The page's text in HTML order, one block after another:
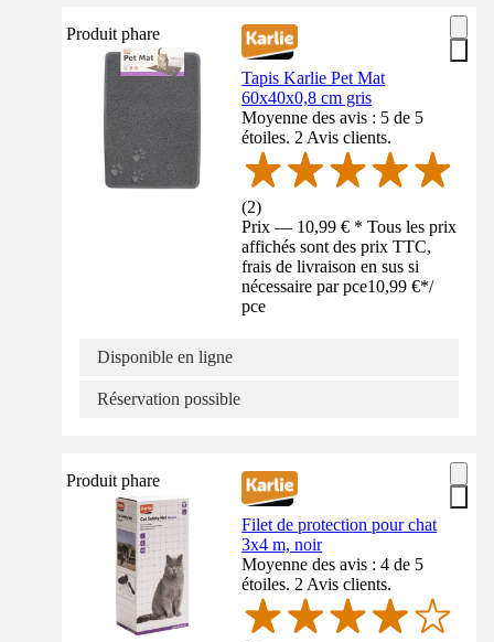
Produit phare
Tapis Karlie Pet Mat
60x40x0,8 cm gris
Moyenne des avis : 5 de 5
étoiles. 2 Avis clients.
(2)
Prix — 10,99 € * Tous les prix
affichés sont des prix TTC,
frais de livraison en sus si
nécessaire par pce10,99 €*/
pce
Disponible en ligne
Réservation possible
Produit phare
Filet de protection pour chat
3x4 m, noir
Moyenne des avis : 4 de 5
étoiles. 2 Avis clients.